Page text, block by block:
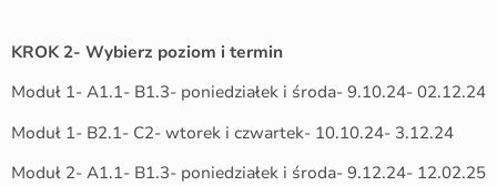
KROK 2- Wybierz poziom i termin
Moduł 1- A1.1- B1.3- poniedziałek i środa- 9.10.24- 02.12.24
Moduł 1- B2.1- C2- wtorek i czwartek- 10.10.24- 3.12.24
Moduł 2- A1.1- B1.3- poniedziałek i środa- 9.12.24- 12.02.25